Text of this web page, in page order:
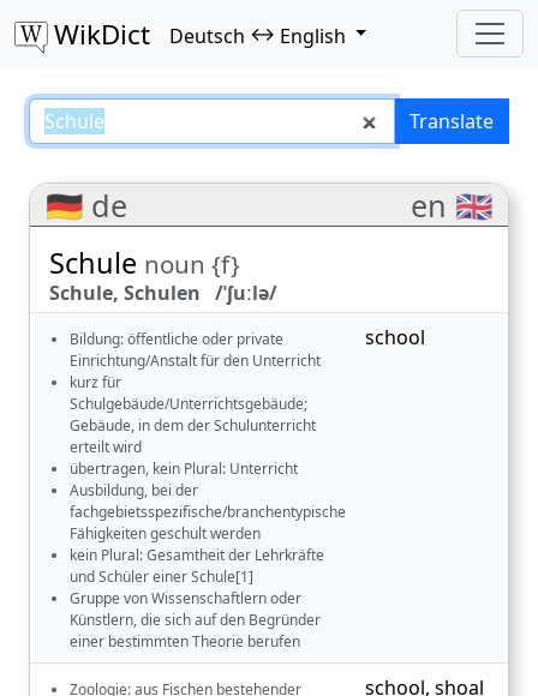
WikDict Deutsch ↔ English
Schule – Deutsch–EnglishTranslate
🇩🇪 de en 🇬🇧
Schule noun {f}
Schule, Schulen /ˈʃuːlə/
Bildung: öffentliche oder private
Einrichtung/Anstalt für den Unterricht
kurz für
Schulgebäude/Unterrichtsgebäude;
Gebäude, in dem der Schulunterricht
erteilt wird
übertragen, kein Plural: Unterricht
Ausbildung, bei der
fachgebietsspezifische/branchentypische
Fähigkeiten geschult werden
kein Plural: Gesamtheit der Lehrkräfte
und Schüler einer Schule[1]
Gruppe von Wissenschaftlern oder
Künstlern, die sich auf den Begründer
einer bestimmten Theorie berufen
school
Zoologie: aus Fischen bestehender
school, shoal